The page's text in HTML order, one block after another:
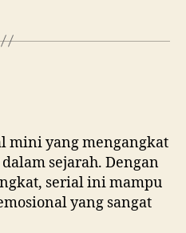
mini yang mengangkat
sejarah. Dengan
serial ini mampu
yang sangat